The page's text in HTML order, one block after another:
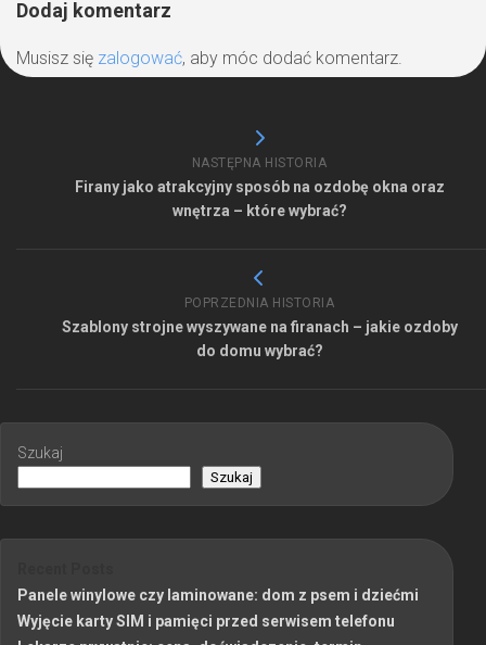
Dodaj komentarz
Musisz się zalogować, aby móc dodać komentarz.
NASTĘPNA HISTORIA
Firany jako atrakcyjny sposób na ozdobę okna oraz
wnętrza – które wybrać?
POPRZEDNIA HISTORIA
Szablony strojne wyszywane na firanach – jakie ozdoby
do domu wybrać?
Szukaj
Szukaj
Panele winylowe czy laminowane: dom z psem i dziećmi
Wyjęcie karty SIM i pamięci przed serwisem telefonu